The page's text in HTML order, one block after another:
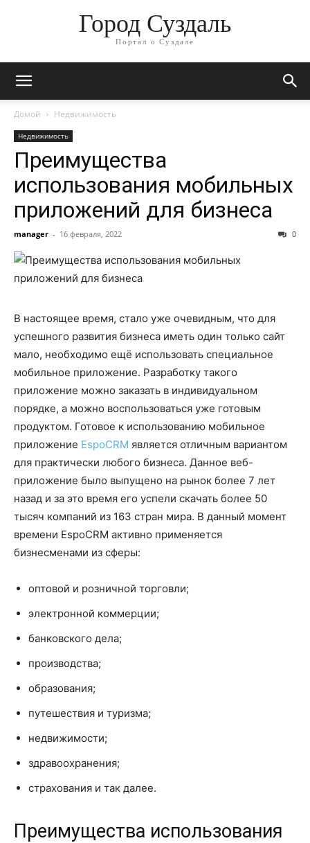
Город Суздаль
Портал о Суздале
Домой Недвижимость
Недвижимость
Преимущества
использования мобильных
приложений для бизнеса
manager - 16 февраля, 2022 0
В настоящее время, стало уже очевидным, что для
успешного развития бизнеса иметь один только сайт
мало, необходимо ещё использовать специальное
мобильное приложение. Разработку такого
приложение можно заказать в индивидуальном
порядке, а можно воспользоваться уже готовым
продуктом. Готовое к использованию мобильное
приложение EspoCRM является отличным вариантом
для практически любого бизнеса. Данное веб-
приложение было выпущено на рынок более 7 лет
назад и за это время его успели скачать более 50
тысяч компаний из 163 стран мира. В данный момент
времени EspoCRM активно применяется
бизнесменами из сферы:
оптовой и розничной торговли;
электронной коммерции;
банковского дела;
производства;
образования;
путешествия и туризма;
недвижимости;
здравоохранения;
страхования и так далее.
Преимущества использования